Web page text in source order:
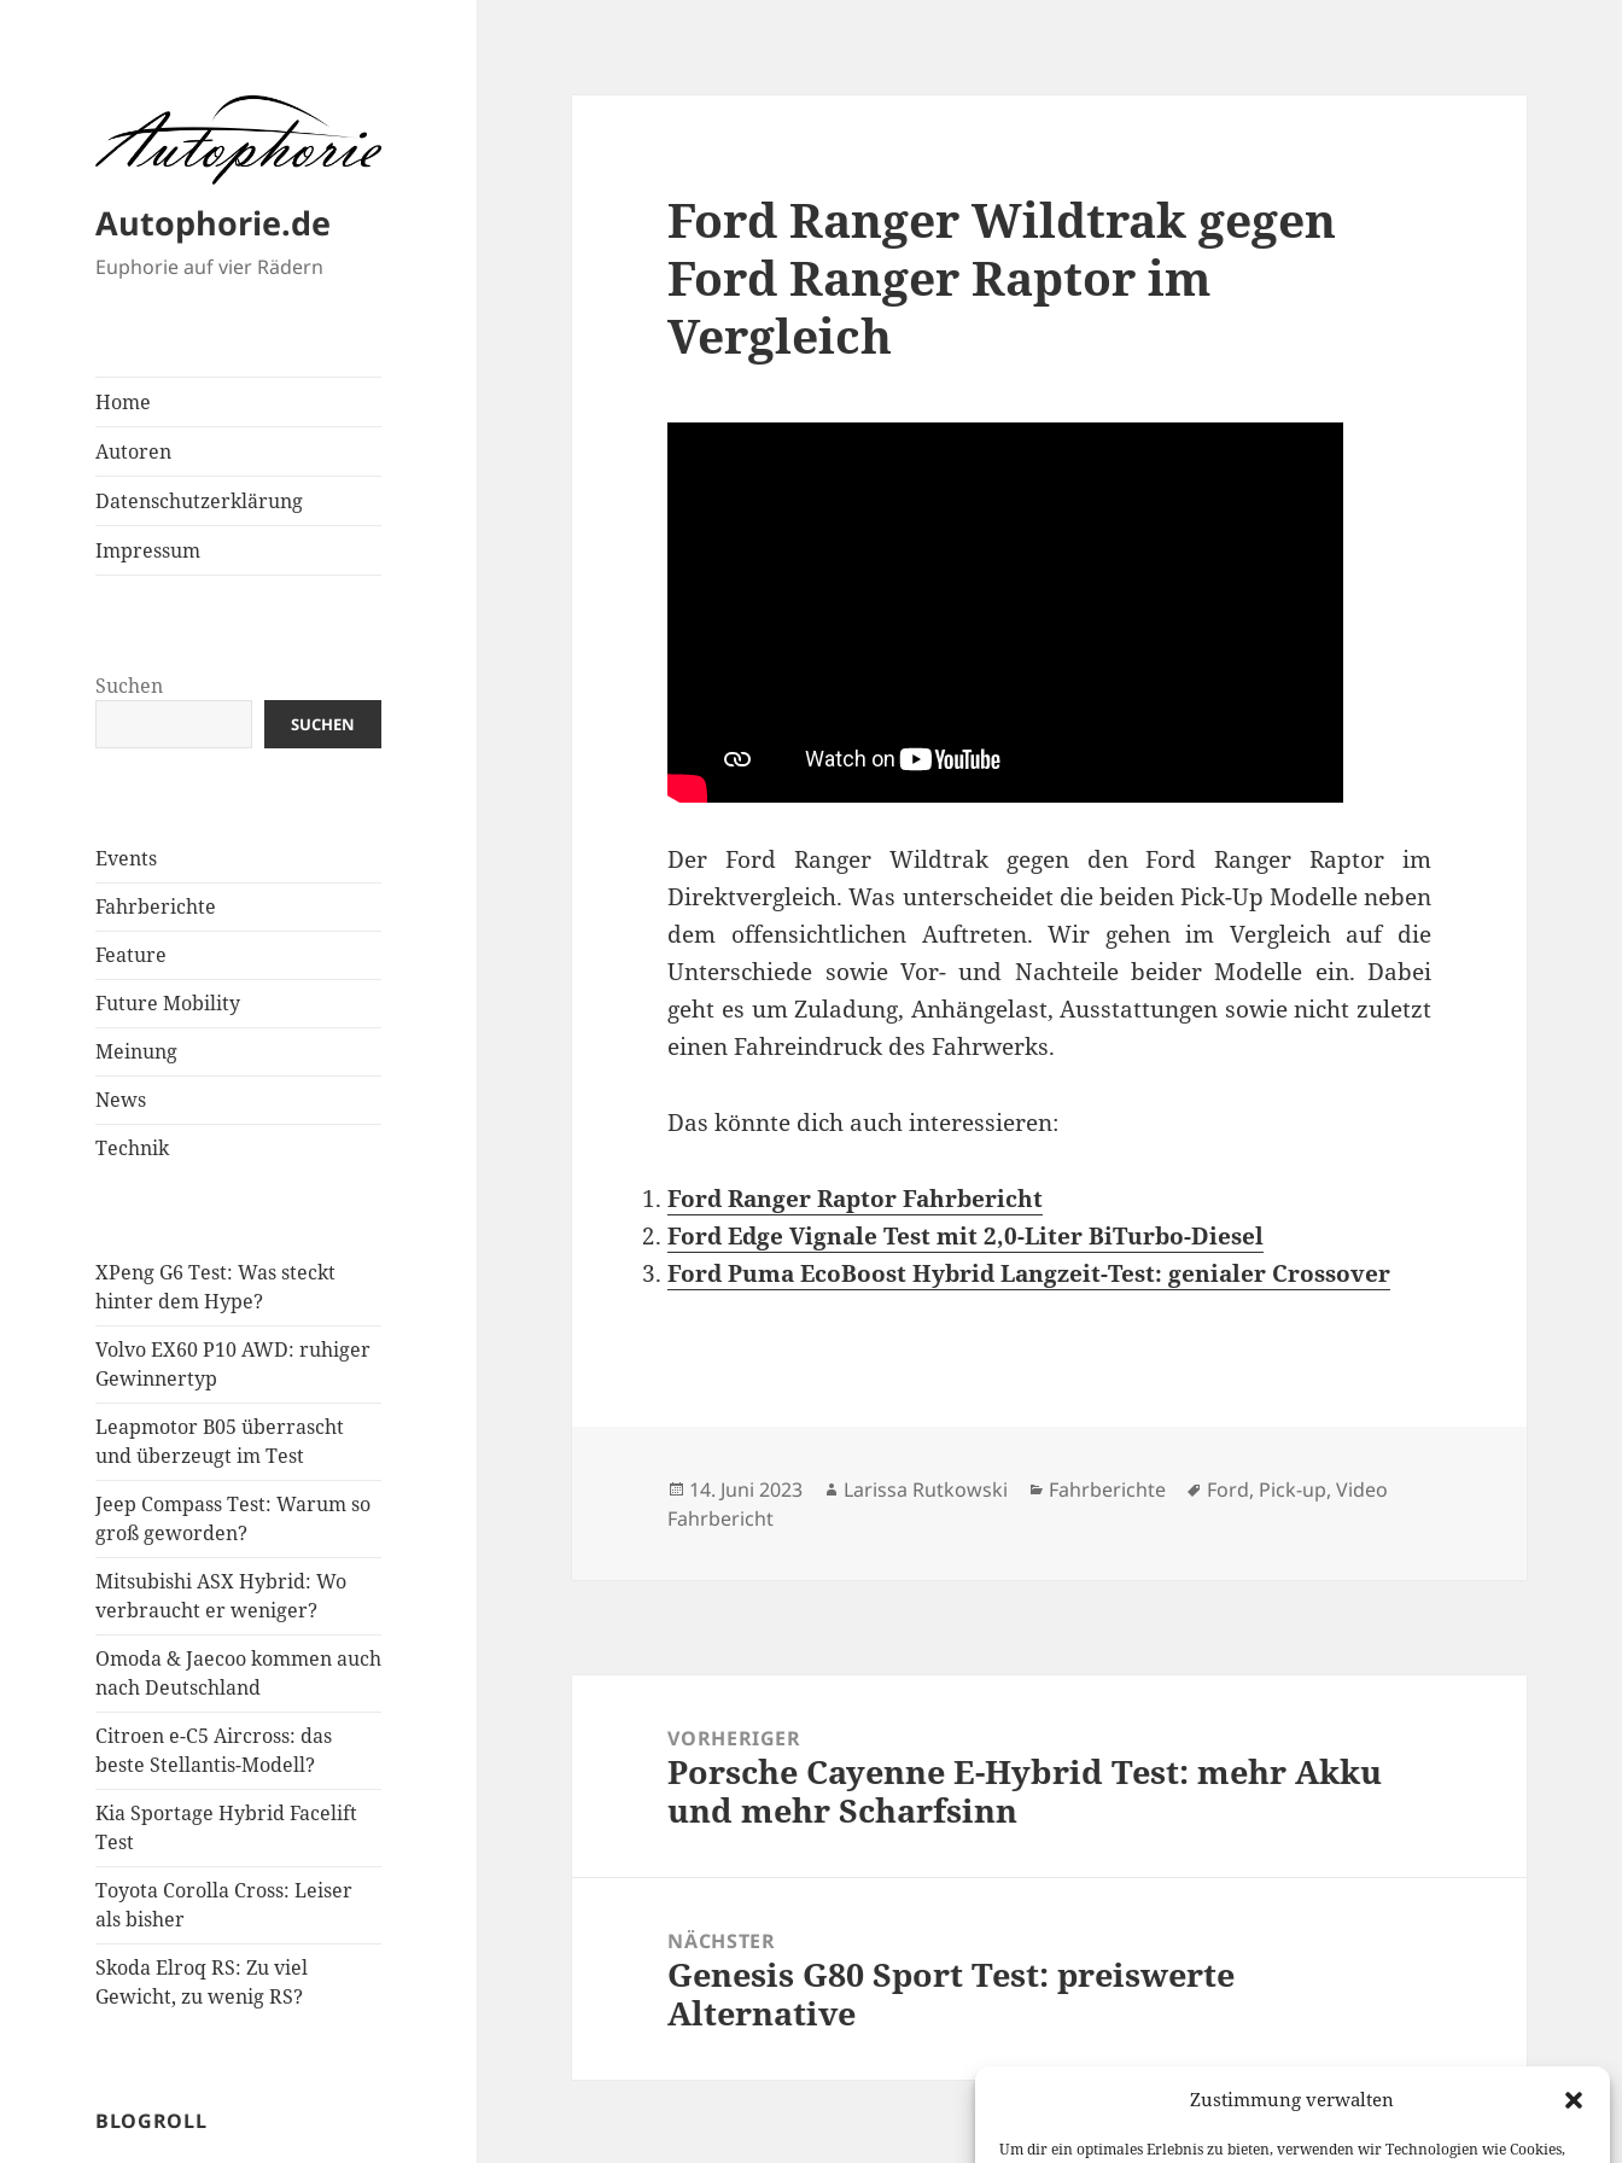
Zustimmung verwalten
Um dir ein optimales Erlebnis zu bieten, verwenden wir Technologien wie Cookies,
Autophorie.de
Euphorie auf vier Rädern
Home
Autoren
Datenschutzerklärung
Impressum
Suchen
SUCHEN
Events
Fahrberichte
Feature
Future Mobility
Meinung
News
Technik
XPeng G6 Test: Was steckt
hinter dem Hype?
Volvo EX60 P10 AWD: ruhiger
Gewinnertyp
Leapmotor B05 überrascht
und überzeugt im Test
Jeep Compass Test: Warum so
groß geworden?
Mitsubishi ASX Hybrid: Wo
verbraucht er weniger?
Omoda & Jaecoo kommen auch
nach Deutschland
Citroen e-C5 Aircross: das
beste Stellantis-Modell?
Kia Sportage Hybrid Facelift
Test
Toyota Corolla Cross: Leiser
als bisher
Skoda Elroq RS: Zu viel
Gewicht, zu wenig RS?
BLOGROLL
Ford Ranger Wildtrak gegen
Ford Ranger Raptor im
Vergleich
Der Ford Ranger Wildtrak gegen den Ford Ranger Raptor im
Direktvergleich. Was unterscheidet die beiden Pick-Up Modelle neben
dem offensichtlichen Auftreten. Wir gehen im Vergleich auf die
Unterschiede sowie Vor- und Nachteile beider Modelle ein. Dabei
geht es um Zuladung, Anhängelast, Ausstattungen sowie nicht zuletzt
einen Fahreindruck des Fahrwerks.
Das könnte dich auch interessieren:
Ford Ranger Raptor Fahrbericht
Ford Edge Vignale Test mit 2,0-Liter BiTurbo-Diesel
Ford Puma EcoBoost Hybrid Langzeit-Test: genialer Crossover
Veröffentlicht
am
14. Juni 2023 Autor
Larissa Rutkowski Kategorien
Fahrberichte Schlagwörter
Ford, Pick-up,Video
Fahrbericht
VORHERIGER
Vorheriger
Beitrag:
Porsche Cayenne E-Hybrid Test: mehr Akku
und mehr Scharfsinn
NÄCHSTER
Nächster
Beitrag:
Genesis G80 Sport Test: preiswerte
Alternative